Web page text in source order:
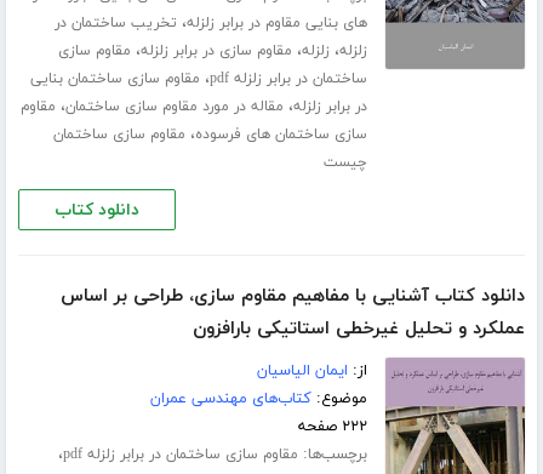
های بنایی مقاوم در برابر زلزله، تخریب ساختمان در
زلزله، زلزله، مقاوم سازی در برابر زلزله، مقاوم سازی
ساختمان در برابر زلزله pdf
، مقاوم سازی ساختمان بنایی
در برابر زلزله، مقاله در مورد مقاوم سازی ساختمان، مقاوم
سازی ساختمان های فرسوده، مقاوم سازی ساختمان
چیست
دانلود کتاب
دانلود کتاب آشنایی با مفاهیم مقاوم سازی، طراحی بر اساس
عملکرد و تحلیل غیرخطی استاتیکی بارافزون
از: ایمان الیاسیان
موضوع:کتاب‌های مهندسی عمران
۲۲۲ صفحه
برچسب‌ها: مقاوم سازی ساختمان در برابر زلزله pdf ،